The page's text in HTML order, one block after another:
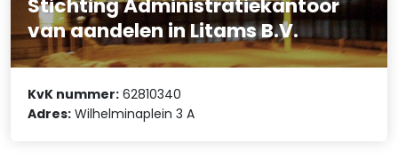
Stichting Administratiekantoor
van aandelen in Litams B.V.
KvK nummer: 62810340
Adres: Wilhelminaplein 3 A